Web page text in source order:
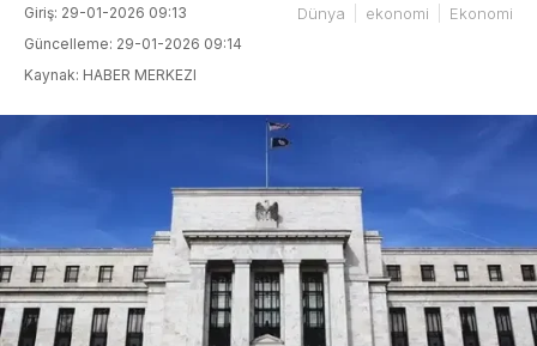
Giriş: 29-01-2026 09:13
Güncelleme: 29-01-2026 09:14
Kaynak: HABER MERKEZI
Dünya ekonomi Ekonomi